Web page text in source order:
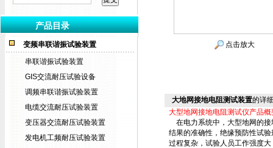
产品目录
变频串联谐振试验装置
串联谐振试验装置
GIS交流耐压试验设备
调频串联谐振试验装置
电缆交流耐压试验装置
变压器交流耐压试验装置
发电机工频耐压试验装置
点击放大
大地网接地电阻测试装置的详
大型地网接地电阻测试仪产品概
在电力系统中，大型地网的接
结果的准确性，绝缘预防性试
过程复杂，试验人员工作强度